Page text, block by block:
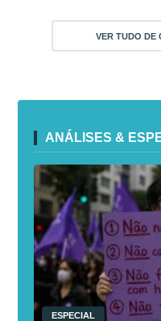
VER TUDO DE
ANÁLISES &
ESPECIAL